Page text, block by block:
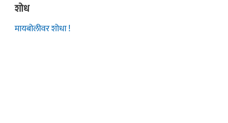
शोध
मायबोलीवर शोधा !